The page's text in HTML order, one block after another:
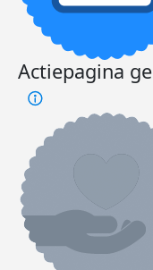
Actiepagina